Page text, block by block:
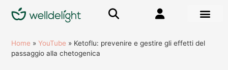
Home » YouTube » Ketoflu: prevenire e gestire gli effetti del
passaggio alla chetogenica